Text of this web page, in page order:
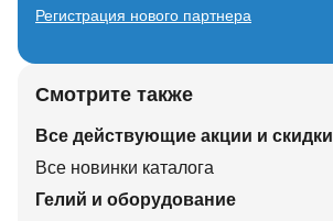
Регистрация нового партнера
Смотрите также
Все действующие акции и скидки
Все новинки каталога
Гелий и оборудование